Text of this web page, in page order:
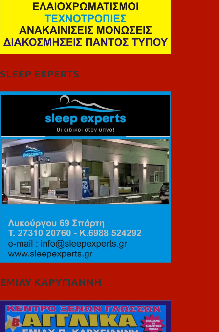
SLEEP EXPERTS
ΕΜΙΛΥ ΚΑΡΥΓΙΑΝΝΗ